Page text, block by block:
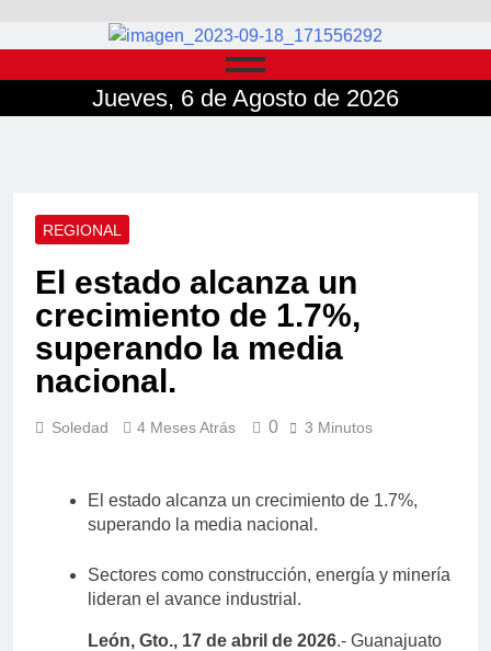
Jueves, 6 de Agosto de 2026
REGIONAL
El estado alcanza un
crecimiento de 1.7%,
superando la media
nacional.
Soledad 4 Meses Atrás 0 3 Minutos
El estado alcanza un crecimiento de 1.7%,
superando la media nacional.
Sectores como construcción, energía y minería
lideran el avance industrial.
León, Gto., 17 de abril de 2026.- Guanajuato